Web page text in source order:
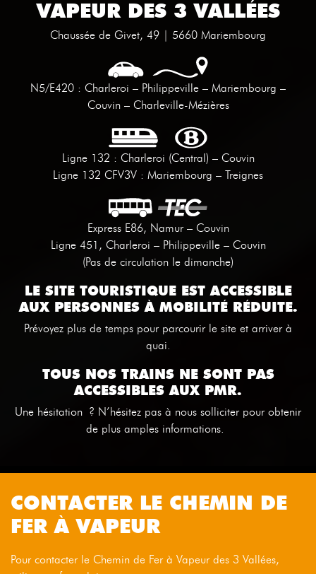
VAPEUR DES 3 VALLÉES
Chaussée de Givet, 49 | 5660 Mariembourg
N5/E420 : Charleroi – Philippeville – Mariembourg –
Couvin – Charleville-Mézières
Ligne 132 : Charleroi (Central) – Couvin
Ligne 132 CFV3V : Mariembourg – Treignes
Express E86, Namur – Couvin
Ligne 451, Charleroi – Philippeville – Couvin
(Pas de circulation le dimanche)
LE SITE TOURISTIQUE EST ACCESSIBLE
AUX PERSONNES À MOBILITÉ RÉDUITE.
Prévoyez plus de temps pour parcourir le site et arriver à
quai.
TOUS NOS TRAINS NE SONT PAS
ACCESSIBLES AUX PMR.
Une hésitation ? N’hésitez pas à nous solliciter pour obtenir
de plus amples informations.
CONTACTER LE CHEMIN DE
FER À VAPEUR
Pour contacter le Chemin de Fer à Vapeur des 3 Vallées,